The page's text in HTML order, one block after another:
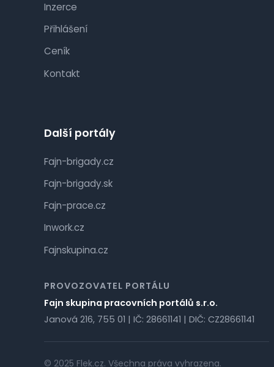
Inzerce
Přihlášení
Ceník
Kontakt
Další portály
Fajn-brigady.cz
Fajn-brigady.sk
Fajn-prace.cz
Inwork.cz
Fajnskupina.cz
PROVOZOVATEL PORTÁLU
Fajn skupina pracovních portálů s.r.o.
Janová 216, 755 01 | IČ: 28661141 | DIČ: CZ28661141
© 2025 Flek.cz. Všechna práva vyhrazena.